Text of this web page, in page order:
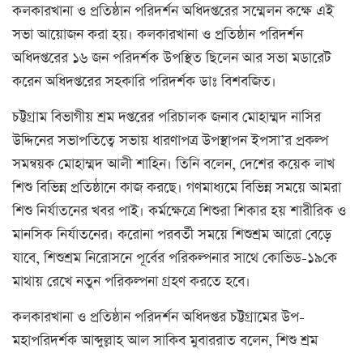
কলকারখানা ও প্রতিষ্ঠান পরিদর্শন অধিদপ্তরের সম্মেলন কক্ষে এই
সভা আয়োজন করা হয়। কলকারখানা ও প্রতিষ্ঠান পরিদর্শন
অধিদপ্তরের ১৬ জন পরিদর্শক উপস্থিত ছিলেন আর সভা মডারেট
করেন অধিদপ্তরের সহকারি পরিদর্শক ডাঃ বিশবজিত।
চট্টগ্রাম বিভাগীয় শ্রম দপ্তরের পরিচালক জনাব মোহাম্মদ নাসির
উদ্দিনের সভাপতিত্বে সভায় ধারণাপত্র উপস্থাপন ইপসা’র প্রকল্প
সমন্বয়ক মোহাম্মদ আলী শাহিন। তিনি বলেন, দেশের কয়েক লাখ
শিশু বিভিন্ন প্রতিষ্ঠানে কাজ করছে। গণমাধ্যমে বিভিন্ন সময়ে আমরা
শিশু নির্যাতনের খবর পাই। কর্মক্ষেত্রে শিশুরা শিকার হয় শারীরিক ও
মানসিক নির্যাতনের। করোনা পরবর্তী সময়ে শিশুশ্রম আরো বেড়ে
যাবে, শিশুশ্রম নিরোসনে পূর্বের পরিকল্পনার সাথে কোভিড-১৯কে
মাথায় রেখে নতুন পরিকল্পনা গ্রহণ করতে হবে।
কলকারখানা ও প্রতিষ্ঠান পরিদর্শন অধিদপ্তর চট্টগ্রামের উপ-
মহাপরিদর্শক আব্দুল্লাহ আল সাকিব মুবাররাত বলেন, শিশু শ্রম